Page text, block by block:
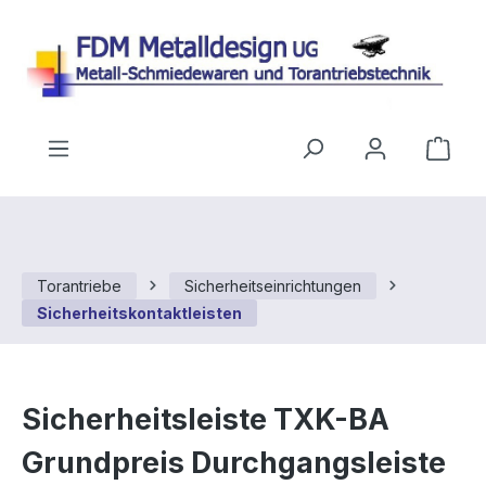
Torantriebe
Sicherheitseinrichtungen
Sicherheitskontaktleisten
Sicherheitsleiste TXK-BA
Grundpreis Durchgangsleiste